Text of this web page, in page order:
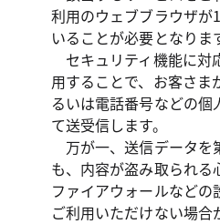
利用のウェブブラウザが
いることが必要となりま
セキュリティ機能に対
用することで、お客さま
るいは電話番号などの
て送受信します。
万が一、送信データを
も、内容が盗み取られる
ファイアウォールなどの
ご利用いただけない場合